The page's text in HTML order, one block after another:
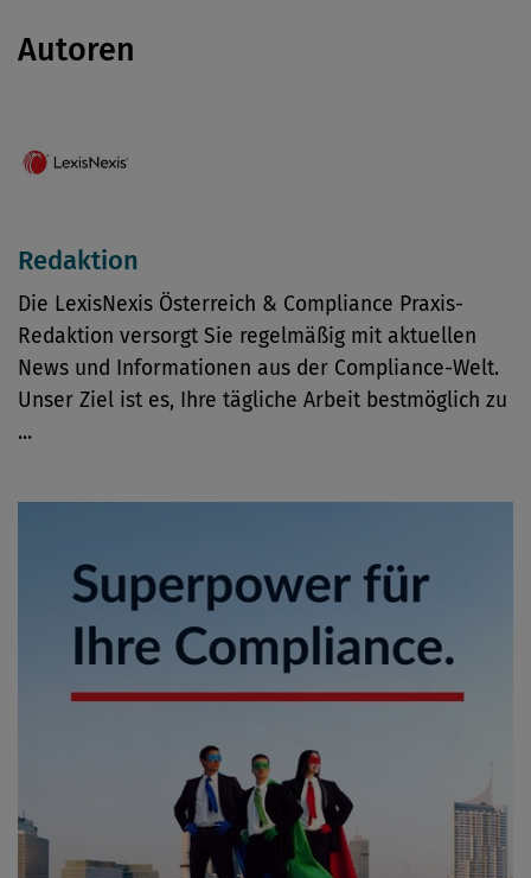
Autoren
Redaktion
Die LexisNexis Österreich & Compliance Praxis-
Redaktion versorgt Sie regelmäßig mit aktuellen
News und Informationen aus der Compliance-Welt.
Unser Ziel ist es, Ihre tägliche Arbeit bestmöglich zu
...